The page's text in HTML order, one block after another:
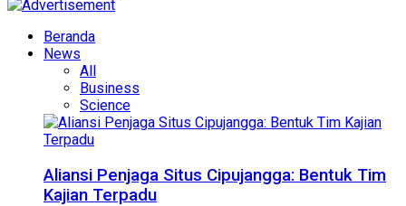
Beranda
News
All
Business
Science
Aliansi Penjaga Situs Cipujangga: Bentuk Tim
Kajian Terpadu